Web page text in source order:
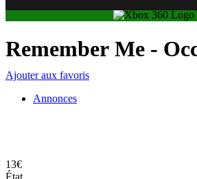
Remember Me -
Ajouter aux favoris
Annonces
13€
État